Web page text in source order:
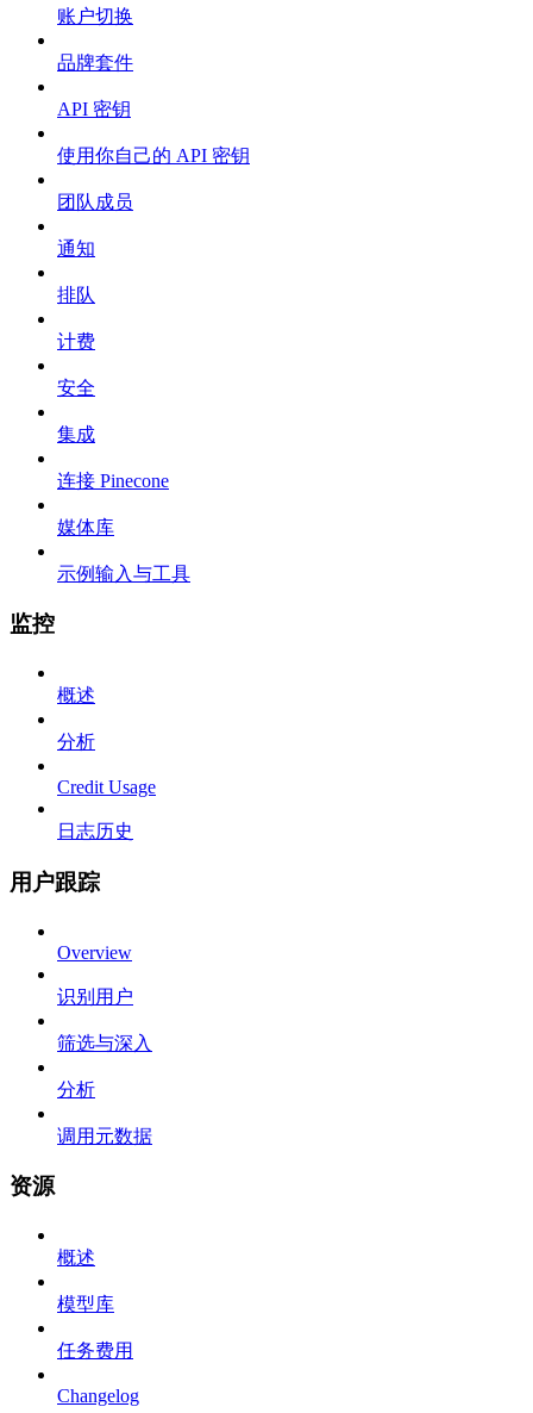
账户切换
品牌套件
API 密钥
使用你自己的 API 密钥
团队成员
通知
排队
计费
安全
集成
连接 Pinecone
媒体库
示例输入与工具
监控
概述
分析
Credit Usage
日志历史
用户跟踪
Overview
识别用户
筛选与深入
分析
调用元数据
资源
概述
模型库
任务费用
Changelog